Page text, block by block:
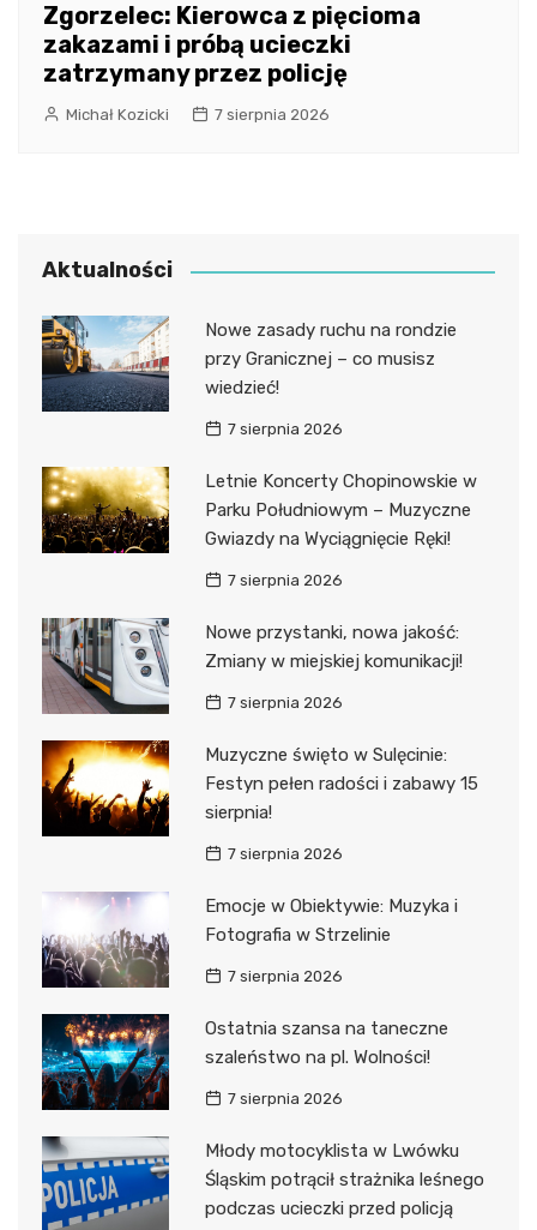
Zgorzelec: Kierowca z pięcioma
zakazami i próbą ucieczki
zatrzymany przez policję
Michał Kozicki 7 sierpnia 2026
Aktualności
Nowe zasady ruchu na rondzie
przy Granicznej – co musisz
wiedzieć!
7 sierpnia 2026
Letnie Koncerty Chopinowskie w
Parku Południowym – Muzyczne
Gwiazdy na Wyciągnięcie Ręki!
7 sierpnia 2026
Nowe przystanki, nowa jakość:
Zmiany w miejskiej komunikacji!
7 sierpnia 2026
Muzyczne święto w Sulęcinie:
Festyn pełen radości i zabawy 15
sierpnia!
7 sierpnia 2026
Emocje w Obiektywie: Muzyka i
Fotografia w Strzelinie
7 sierpnia 2026
Ostatnia szansa na taneczne
szaleństwo na pl. Wolności!
7 sierpnia 2026
Młody motocyklista w Lwówku
Śląskim potrącił strażnika leśnego
podczas ucieczki przed policją